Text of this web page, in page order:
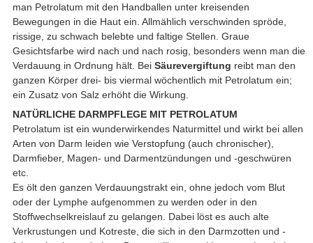
man Petrolatum mit den Handballen unter kreisenden
Bewegungen in die Haut ein. Allmählich verschwinden spröde,
rissige, zu schwach belebte und faltige Stellen. Graue
Gesichtsfarbe wird nach und nach rosig, besonders wenn man die
Verdauung in Ordnung hält. Bei Säurevergiftung reibt man den
ganzen Körper drei- bis viermal wöchentlich mit Petrolatum ein;
ein Zusatz von Salz erhöht die Wirkung.
NATÜRLICHE DARMPFLEGE MIT PETROLATUM
Petrolatum ist ein wunderwirkendes Naturmittel und wirkt bei allen
Arten von Darm leiden wie Verstopfung (auch chronischer),
Darmfieber, Magen- und Darmentzündungen und -geschwüren
etc.
Es ölt den ganzen Verdauungstrakt ein, ohne jedoch vom Blut
oder der Lymphe aufgenommen zu werden oder in den
Stoffwechselkreislauf zu gelangen. Dabei löst es auch alte
Verkrustungen und Kotreste, die sich in den Darmzotten und -